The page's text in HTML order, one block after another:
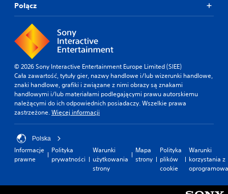
Połącz
© 2026 Sony Interactive Entertainment Europe Limited (SIEE)
Cała zawartość, tytuły gier, nazwy handlowe i/lub wizerunki handlowe,
znaki handlowe, grafiki i związane z nimi obrazy są znakami
handlowymi i/lub materiałami podlegającymi prawu autorskiemu
należącymi do ich odpowiednich posiadaczy. Wszelkie prawa
zastrzeżone.Więcej informacji
Polska
Informacje
prawne
Polityka
prywatności
Warunki
użytkowania
strony
Mapa
strony
Polityka
plików
cookie
Warunki
korzystania z